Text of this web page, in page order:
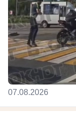
07.08.2026